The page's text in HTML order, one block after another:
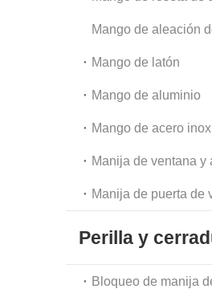
Mango de aleación
Mango de latón
Mango de aluminio
Mango de acero
Manija de puerta de
Bloqueo de manija